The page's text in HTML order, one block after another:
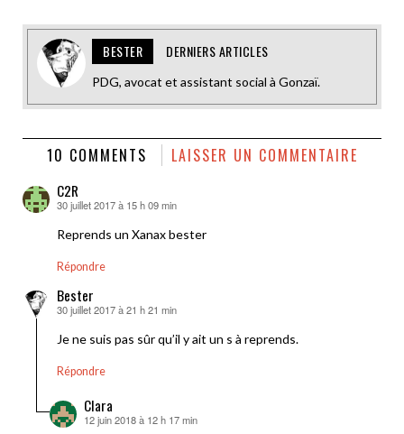
BESTER DERNIERS ARTICLES
PDG, avocat et assistant social à Gonzaï.
10 COMMENTS LAISSER UN COMMENTAIRE
C2R
dit :
30 juillet 2017 à 15 h 09 min
Reprends un Xanax bester
Répondre
Bester
dit :
30 juillet 2017 à 21 h 21 min
Je ne suis pas sûr qu’il y ait un s à reprends.
Répondre
Clara
dit :
12 juin 2018 à 12 h 17 min